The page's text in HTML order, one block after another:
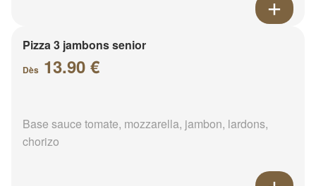
Pizza 3 jambons senior
Dès 13.90 €
Base sauce tomate, mozzarella, jambon, lardons,
chorizo